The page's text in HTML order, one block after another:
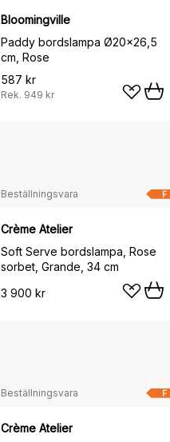
Bloomingville
Paddy bordslampa Ø20x26,5
cm, Rose
587 kr
Rek. 949 kr
F
Beställningsvara
Crème Atelier
Soft Serve bordslampa, Rose
sorbet, Grande, 34 cm
3 900 kr
F
Beställningsvara
Crème Atelier